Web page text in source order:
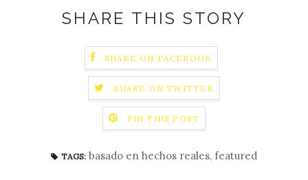
SHARE THIS STORY
SHARE ON FACEBOOK
SHARE ON TWITTER
PIN THIS POST
TAGS: basado en hechos reales, featured